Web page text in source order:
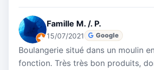
Famille M. /. P.
15/07/2021 Google
Boulangerie situé dans un moulin
fonction. Très très bon produits,